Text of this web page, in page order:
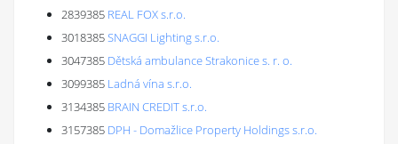
2839385 REAL FOX s.r.o.
3018385SNAGGI Lighting s.r.o.
3047385 Dětská ambulance Strakonice s. r. o.
3099385 Ladná vína s.r.o.
3134385 BRAIN CREDIT s.r.o.
3157385 DPH - Domažlice Property Holdings s.r.o.